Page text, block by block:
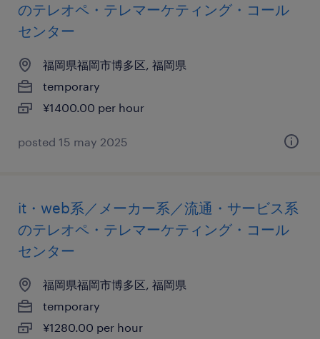
のテレオペ・テレマーケティング・コール
センター
福岡県福岡市博多区, 福岡県
temporary
¥1400.00 per hour
posted 15 may 2025
it・web系／メーカー系／流通・サービス系
のテレオペ・テレマーケティング・コール
センター
福岡県福岡市博多区, 福岡県
temporary
¥1280.00 per hour